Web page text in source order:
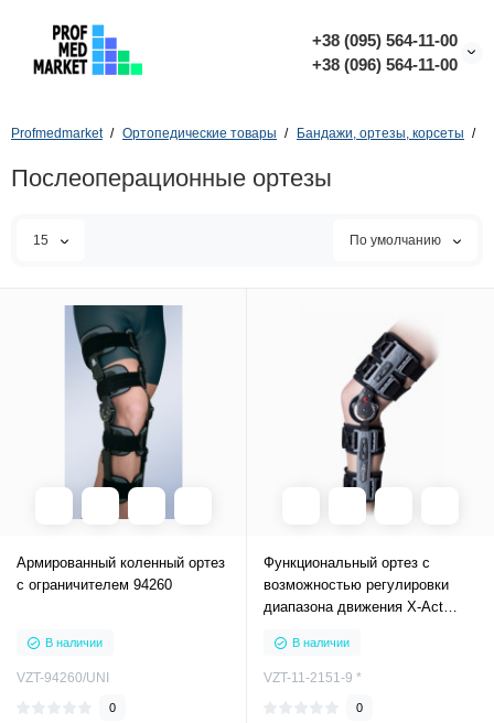
+38 (095) 564-11-00
+38 (096) 564-11-00
Profmedmarket Ортопедические товары Бандажи, ортезы, корсеты
Послеоперационные ортезы
15 По умолчанию
Армированный коленный ортез
с ограничителем 94260
В наличии
VZT-94260/UNI
0
Функциональный ортез с
возможностью регулировки
диапазона движения X-Act
В наличии
VZT-11-2151-9 *
0